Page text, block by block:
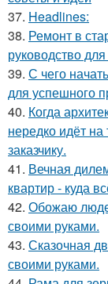
37. Headlines:
38. Ремонт в
руководство
39. С чего
для успешного
40. Когда
нередко идёт
заказчику.
41. Вечная
квартир - куда
42. Обожаю
своими руками.
43. Сказочная
своими руками.